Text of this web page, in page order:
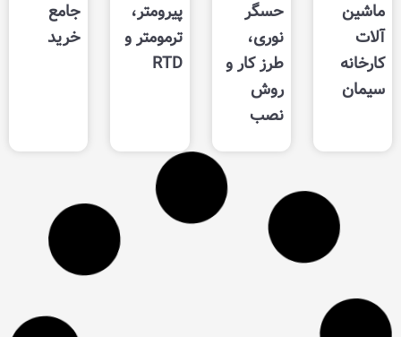
حسگر
نوری،
طرز کار و
روش
پیرومتر،
ترمومتر و
RTD
جامع
خرید